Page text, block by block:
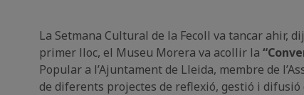
La Setmana Cultural de la Fecoll va tancar ahir,
primer lloc, el Museu Morera va acollir la
Popular a l’Ajuntament de Lleida, membre de
de diferents projectes de reflexió, gestió i